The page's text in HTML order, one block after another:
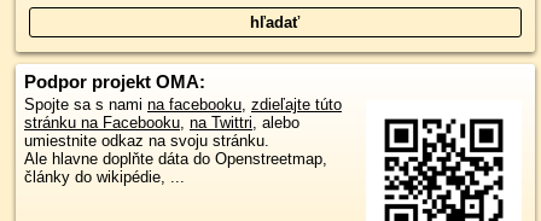
Podpor projekt OMA:
Spojte sa s nami na facebooku, zdieľajte túto
stránku na Facebooku, na Twittri, alebo
umiestnite odkaz na svoju stránku.
Ale hlavne doplňte dáta do Openstreetmap,
články do wikipédie, ...